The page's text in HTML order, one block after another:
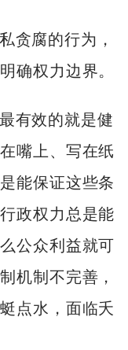
贪腐的行为，
确权力边界。
有效的就是健
嘴上、写在纸
能保证这些条
政权力总是能
公众利益就可
机制不完善，
点水，面临夭